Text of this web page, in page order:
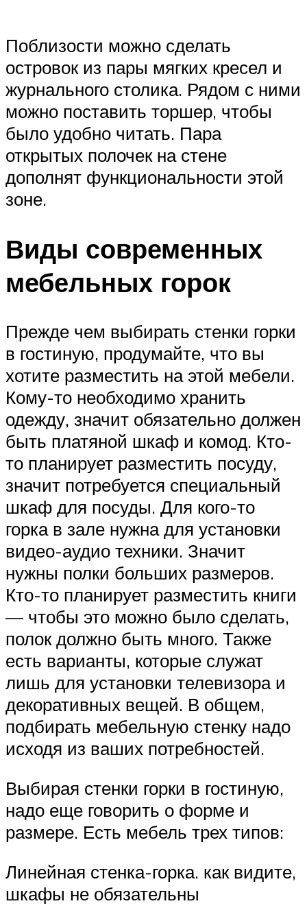
Поблизости можно сделать
островок из пары мягких кресел и
журнального столика. Рядом с ними
можно поставить торшер, чтобы
было удобно читать. Пара
открытых полочек на стене
дополнят функциональности этой
зоне.
Виды современных
мебельных горок
Прежде чем выбирать стенки горки
в гостиную, продумайте, что вы
хотите разместить на этой мебели.
Кому-то необходимо хранить
одежду, значит обязательно должен
быть платяной шкаф и комод. Кто-
то планирует разместить посуду,
значит потребуется специальный
шкаф для посуды. Для кого-то
горка в зале нужна для установки
видео-аудио техники. Значит
нужны полки больших размеров.
Кто-то планирует разместить книги
— чтобы это можно было сделать,
полок должно быть много. Также
есть варианты, которые служат
лишь для установки телевизора и
декоративных вещей. В общем,
подбирать мебельную стенку надо
исходя из ваших потребностей.
Выбирая стенки горки в гостиную,
надо еще говорить о форме и
размере. Есть мебель трех типов:
Линейная стенка-горка. как видите,
шкафы не обязательны